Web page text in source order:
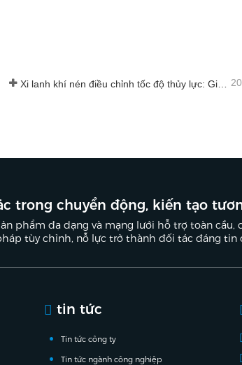
Xi lanh khí nén điều chỉnh tốc độ thủy lực: Giải pháp chuyển động ổn định không va đập cho thiết bị tự động hóa
trong chuyển động, kiến ​​tạo
phẩm đa dạng và mạng lưới hỗ trợ toàn
tùy chỉnh, nỗ lực trở thành đối tác đáng tin
tin tức
Tin tức công ty
Tin tức ngành công nghiệp